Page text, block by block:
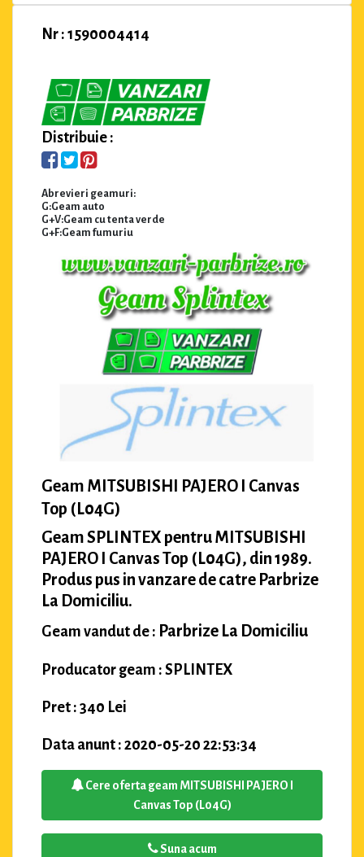
Nr : 1590004414
Distribuie :
Abrevieri geamuri:
G:Geam auto
G+V:Geam cu tenta verde
G+F:Geam fumuriu
Geam MITSUBISHI PAJERO I Canvas
Top (L04G)
Geam SPLINTEX pentru MITSUBISHI
PAJERO I Canvas Top (L04G), din 1989.
Produs pus in vanzare de catre Parbrize
La Domiciliu.
Geam vandut de : Parbrize La Domiciliu
Producator geam : SPLINTEX
Pret : 340 Lei
Data anunt : 2020-05-20 22:53:34
Cere oferta geam MITSUBISHI PAJERO I
Canvas Top (L04G)
Suna acum